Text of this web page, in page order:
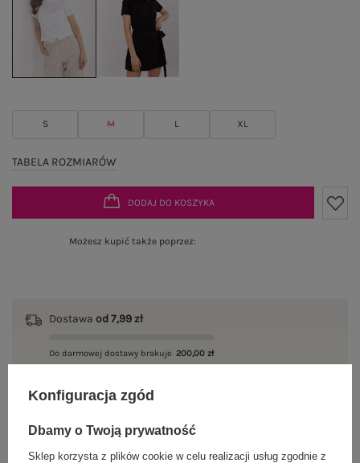
S M L XL
TABELA ROZMIARÓW
DODAJ DO KOSZYKA
Możesz kupić także poprzez:
Dostawa od 7,99 zł
Do darmowej dostawy brakuje 200,00 zł
Konfiguracja zgód
Dbamy o Twoją prywatność
Sklep korzysta z plików cookie w celu realizacji usług zgodnie z